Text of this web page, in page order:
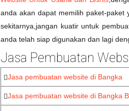
anda akan dapat memilih paket-
sekitarnya,jangan kuatir untuk
anda telah siap digunakan dan lagi
Jasa Pembuatan
Jasa pembuatan website di Bangka
Jasa pembuatan website di Bangka